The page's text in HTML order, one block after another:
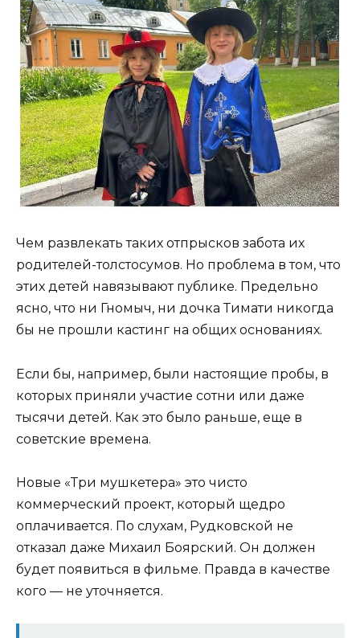
Чем развлекать таких отпрысков забота их
родителей-толстосумов. Но проблема в том, что
этих детей навязывают публике. Предельно
ясно, что ни Гномыч, ни дочка Тимати никогда
бы не прошли кастинг на общих основаниях.
Если бы, например, были настоящие пробы, в
которых приняли участие сотни или даже
тысячи детей. Как это было раньше, еще в
советские времена.
Новые «Три мушкетера» это чисто
коммерческий проект, который щедро
оплачивается. По слухам, Рудковской не
отказал даже Михаил Боярский. Он должен
будет появиться в фильме. Правда в качестве
кого — не уточняется.